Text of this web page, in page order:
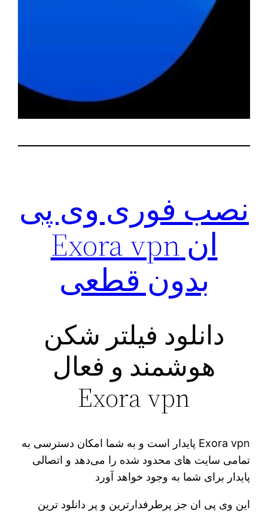
نصب فوری وی پی
ان Exora vpn
بدون قطعی
دانلود فیلتر شکن
هوشمند و فعال
Exora vpn
Exora vpn پایدار است و به شما امکان دسترسی به
تمامی سایت های محدود شده را می‌دهد و اتصالی
پایدار برای شما به وجود خواهد آورد
این وی پی ان جز پرطرفدارترین و پر دانلود ترین